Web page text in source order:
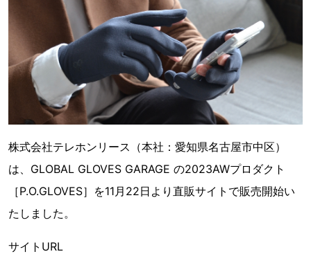
株式会社テレホンリース（本社：愛知県名古屋市中区）
は、GLOBAL GLOVES GARAGE の2023AWプロダクト
［P.O.GLOVES］を11月22日より直販サイトで販売開始い
たしました。
サイトURL